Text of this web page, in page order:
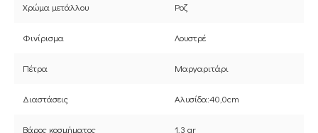
Χρώμα μετάλλου Ροζ
Φινίρισμα Λουστρέ
Πέτρα Μαργαριτάρι
Διαστάσεις Αλυσίδα:40,0cm
Βάρος κοσμήματος 1,3 gr